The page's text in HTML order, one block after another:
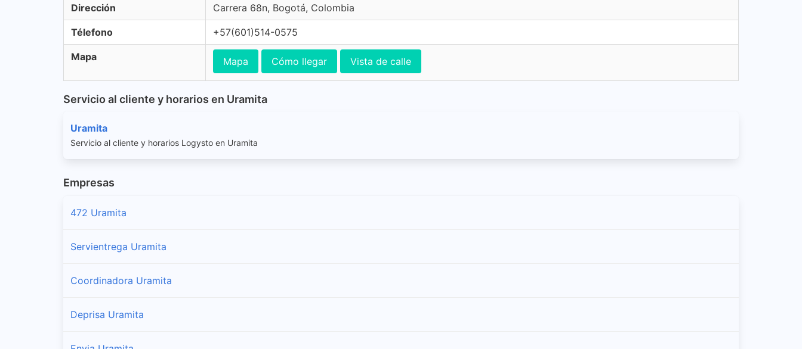
Dirección Carrera 68n, Bogotá, Colombia
Télefono +57(601)514-0575
Mapa Mapa Cómo llegar Vista de calle
Servicio al cliente y horarios en Uramita
Uramita
Servicio al cliente y horarios Logysto en Uramita
Empresas
472 Uramita
Servientrega Uramita
Coordinadora Uramita
Deprisa Uramita